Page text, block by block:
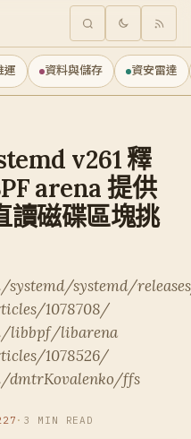
運 資料與儲存 資安雷達
v261 釋
arena 提供
讀磁碟區塊挑
systemd/
1078708/
libbpf/libarena
1078526/
dmtrKovalenko/ffs
· 3 MIN READ